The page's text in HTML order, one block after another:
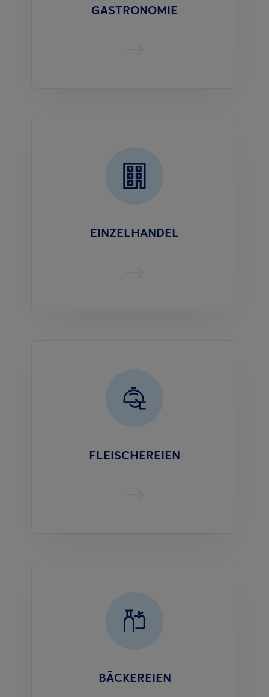
GASTRONOMIE
EINZELHANDEL
FLEISCHEREIEN
BÄCKEREIEN